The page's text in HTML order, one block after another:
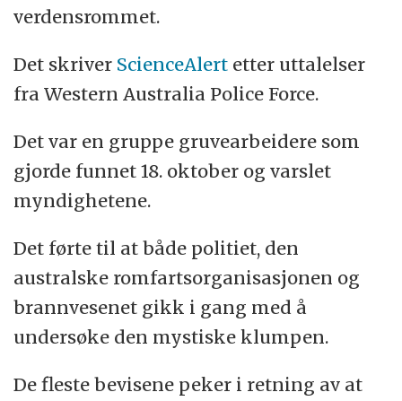
verdensrommet.
Det skriver ScienceAlert etter uttalelser
fra Western Australia Police Force.
Det var en gruppe gruvearbeidere som
gjorde funnet 18. oktober og varslet
myndighetene.
Det førte til at både politiet, den
australske romfartsorganisasjonen og
brannvesenet gikk i gang med å
undersøke den mystiske klumpen.
De fleste bevisene peker i retning av at